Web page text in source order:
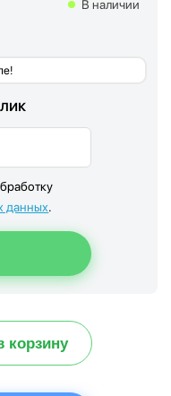
В наличии
данных.
корзину